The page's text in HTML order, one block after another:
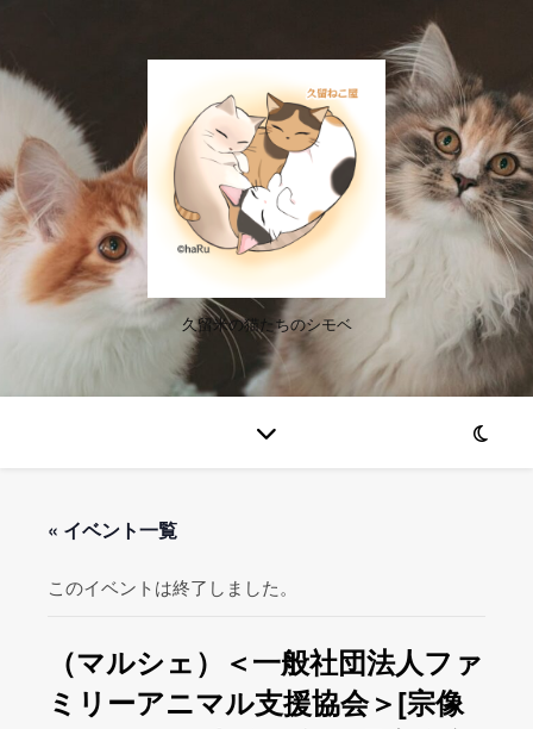
久留米の猫たちのシモベ
« イベント一覧
このイベントは終了しました。
（マルシェ）＜一般社団法人ファ
ミリーアニマル支援協会＞[宗像